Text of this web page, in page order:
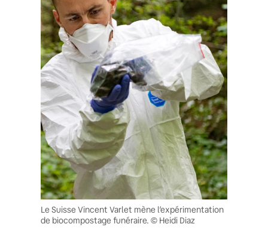
Le Suisse Vincent Varlet mène l’expérimentation
de biocompostage funéraire. © Heidi Diaz